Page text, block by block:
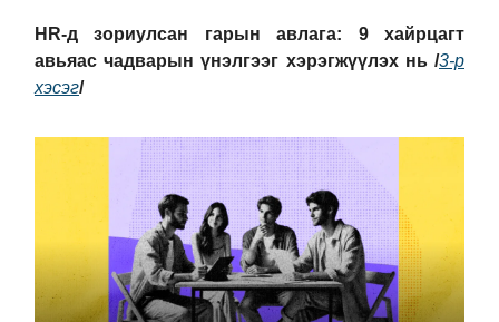
HR-д зориулсан гарын авлага: 9 хайрцагт
авьяас чадварын үнэлгээг хэрэгжүүлэх нь /3-р
хэсэг/